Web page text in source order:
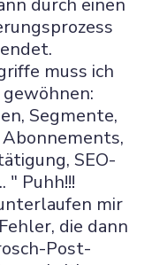
muss ich
Segmente,
SEO-
" Puhh!!!
mir
die dann
Post-